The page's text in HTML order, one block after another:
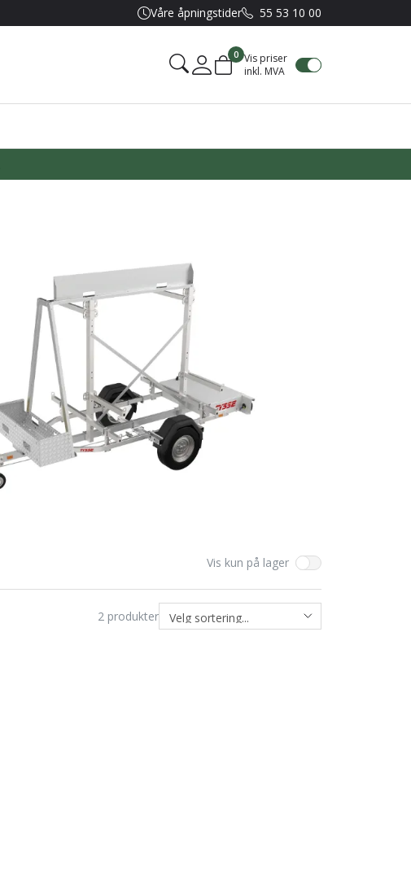
Våre åpningstider 55 53 10 00
Mine sider
0 Vis priser
inkl. MVA
Vis kun på lager
2 produkter